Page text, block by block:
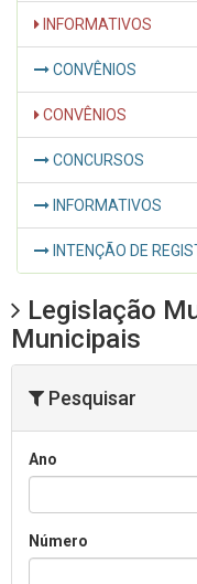
INFORMATIVOS
CONVÊNIOS
CONVÊNIOS
CONCURSOS
INFORMATIVOS
INTENÇÃO DE
Legislação
Municipais
Pesquisar
Ano
Número